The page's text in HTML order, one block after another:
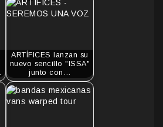
ARTÍFICES lanzan su
nuevo sencillo "ISSA"
junto con…